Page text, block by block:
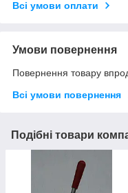
Всі умови оплати
Умови повернення
Повернення товару
Всі умови повернення
Подібні товари